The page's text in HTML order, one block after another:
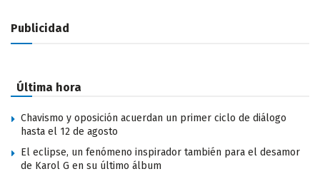
Publicidad
Última hora
Chavismo y oposición acuerdan un primer ciclo de diálogo
hasta el 12 de agosto
El eclipse, un fenómeno inspirador también para el desamor
de Karol G en su último álbum